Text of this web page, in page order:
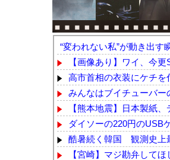
“変われない私”が動き出す
【画像あり】ワイ、今
高市首相の衣装にケチ
みんなはブイチューバー
【熊本地震】日本製紙
ダイソーの220円のUSB
酷暑続く韓国 観測史上
【宮崎】マジ勘弁して